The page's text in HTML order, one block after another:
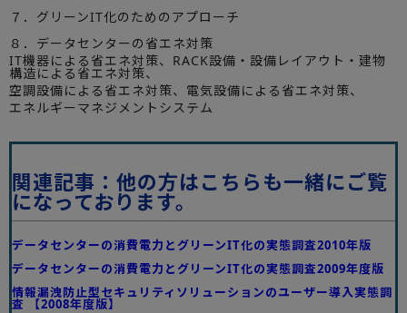
７．グリーンIT化のためのアプローチ
８．データセンターの省エネ対策
IT機器による省エネ対策、RACK設備・設備レイアウト・建物
構造による省エネ対策、
空調設備による省エネ対策、電気設備による省エネ対策、
エネルギーマネジメントシステム
関連記事：他の方はこちらも一緒にご覧
になっております。
データセンターの消費電力とグリーンIT化の実態調査2010年版
データセンターの消費電力とグリーンIT化の実態調査2009年度版
情報漏洩防止型セキュリティソリューションのユーザー導入実態調
査 【2008年度版】